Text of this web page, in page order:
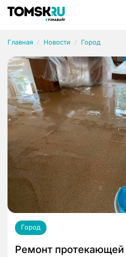
Главная Новости Город
Город
Ремонт